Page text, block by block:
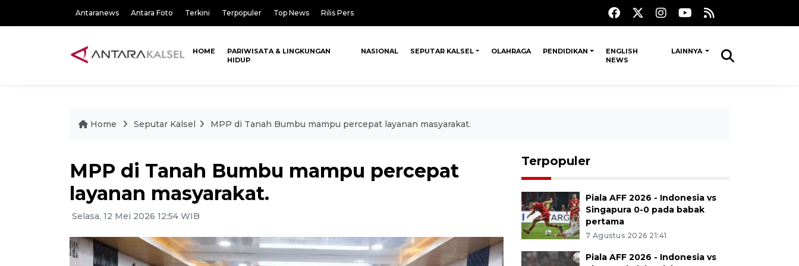
Antaranews Antara Foto Terkini Terpopuler Top News Rilis Pers
HOME
PARIWISATA & LINGKUNGAN
HIDUP
NASIONAL SEPUTAR KALSEL OLAHRAGA PENDIDIKAN
ENGLISH
NEWS
LAINNYA
Home Seputar Kalsel MPP di Tanah Bumbu mampu percepat layanan masyarakat.
MPP di Tanah Bumbu mampu percepat
layanan masyarakat.
Selasa, 12 Mei 2026 12:54 WIB
Terpopuler
Piala AFF 2026 - Indonesia vs
Singapura 0-0 pada babak
pertama
7 Agustus 2026 21:41
Piala AFF 2026 - Indonesia vs